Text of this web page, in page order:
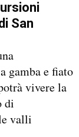
San
gamba e fiato
vivere la
di
valli